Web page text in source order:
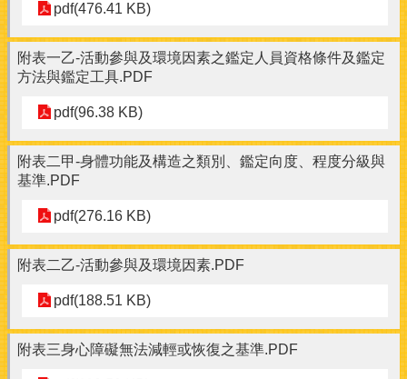
pdf(476.41 KB)
附表一乙-活動參與及環境因素之鑑定人員資格條件及鑑定
方法與鑑定工具.PDF
pdf(96.38 KB)
附表二甲-身體功能及構造之類別、鑑定向度、程度分級與
基準.PDF
pdf(276.16 KB)
附表二乙-活動參與及環境因素.PDF
pdf(188.51 KB)
附表三身心障礙無法減輕或恢復之基準.PDF